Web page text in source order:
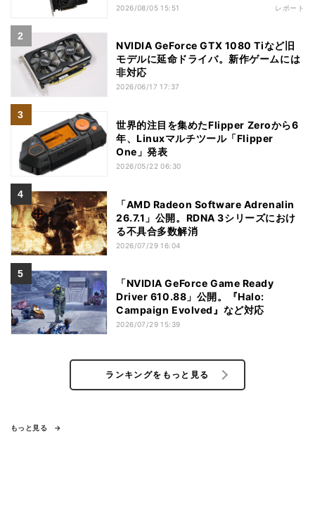
2026/08/05 15:51 レポート
NVIDIA GeForce GTX 1080 Tiなど旧
モデルに延命ドライバ。新作ゲームには
非対応
2026/06/17 17:37
世界的注目を集めたFlipper Zeroから6
年、Linuxマルチツール「Flipper
One」発表
2026/05/22 06:30
「AMD Radeon Software Adrenalin
26.7.1」公開。RDNA 3シリーズにおけ
る不具合多数解消
2026/07/29 16:04
「NVIDIA GeForce Game Ready
Driver 610.88」公開。『Halo:
Campaign Evolved』など対応
2026/07/29 15:39
ランキングをもっと見る
もっと見る